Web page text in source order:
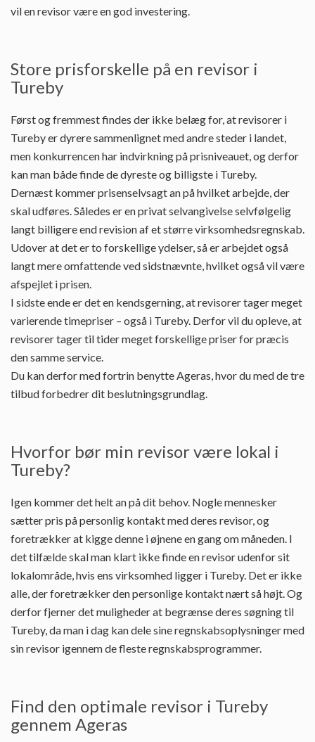
vil en revisor være en god investering.
Store prisforskelle på en revisor i
Tureby
Først og fremmest findes der ikke belæg for, at revisorer i
Tureby er dyrere sammenlignet med andre steder i landet,
men konkurrencen har indvirkning på prisniveauet, og derfor
kan man både finde de dyreste og billigste i Tureby.
Dernæst kommer prisenselvsagt an på hvilket arbejde, der
skal udføres. Således er en privat selvangivelse selvfølgelig
langt billigere end revision af et større virksomhedsregnskab.
Udover at det er to forskellige ydelser, så er arbejdet også
langt mere omfattende ved sidstnævnte, hvilket også vil være
afspejlet i prisen.
I sidste ende er det en kendsgerning, at revisorer tager meget
varierende timepriser – også i Tureby. Derfor vil du opleve, at
revisorer tager til tider meget forskellige priser for præcis
den samme service.
Du kan derfor med fortrin benytte Ageras, hvor du med de tre
tilbud forbedrer dit beslutningsgrundlag.
Hvorfor bør min revisor være lokal i
Tureby?
Igen kommer det helt an på dit behov. Nogle mennesker
sætter pris på personlig kontakt med deres revisor, og
foretrækker at kigge denne i øjnene en gang om måneden. I
det tilfælde skal man klart ikke finde en revisor udenfor sit
lokalområde, hvis ens virksomhed ligger i Tureby. Det er ikke
alle, der foretrækker den personlige kontakt nært så højt. Og
derfor fjerner det muligheder at begrænse deres søgning til
Tureby, da man i dag kan dele sine regnskabsoplysninger med
sin revisor igennem de fleste regnskabsprogrammer.
Find den optimale revisor i Tureby
gennem Ageras